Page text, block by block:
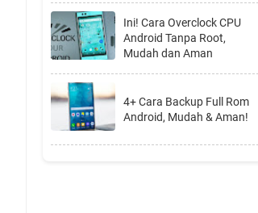
Ini! Cara Overclock CPU
Android Tanpa Root,
Mudah dan Aman
4+ Cara Backup Full Rom
Android, Mudah & Aman!